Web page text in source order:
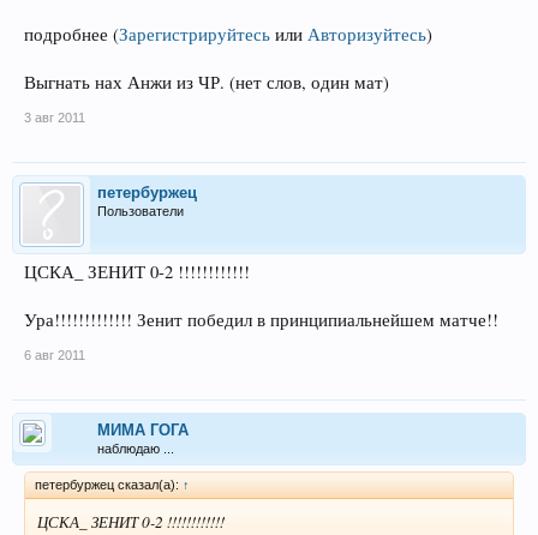
подробнее (Зарегистрируйтесь или Авторизуйтесь)
Выгнать нах Анжи из ЧР. (нет слов, один мат)
3 авг 2011
петербуржец
Пользователи
ЦСКА_ ЗЕНИТ 0-2 !!!!!!!!!!!!
Ура!!!!!!!!!!!!! Зенит победил в принципиальнейшем матче!!
6 авг 2011
МИМА ГОГА
наблюдаю ...
петербуржец сказал(а): ↑
ЦСКА_ ЗЕНИТ 0-2 !!!!!!!!!!!!